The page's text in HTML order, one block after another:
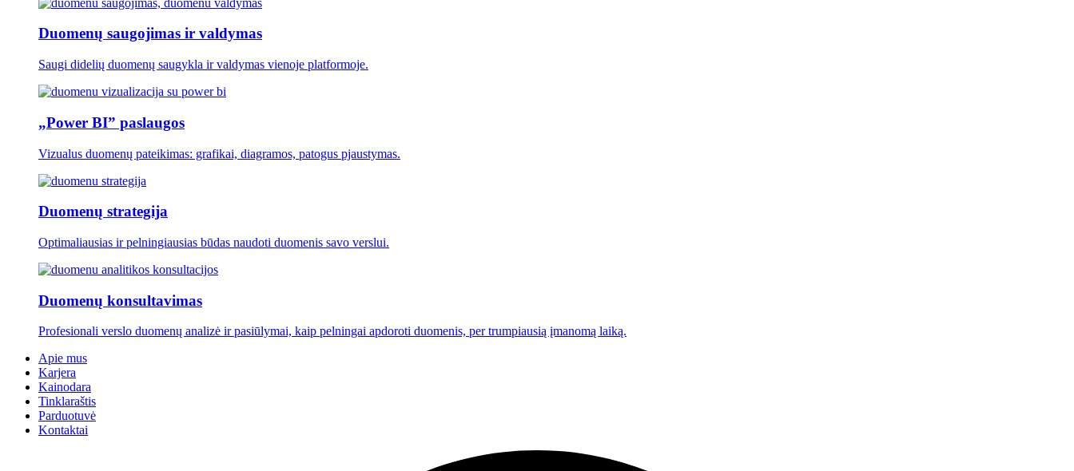
Duomenų saugojimas ir valdymas
Saugi didelių duomenų saugykla ir valdymas vienoje platformoje.
„Power BI” paslaugos
Vizualus duomenų pateikimas: grafikai, diagramos, patogus pjaustymas.
Duomenų strategija
Optimaliausias ir pelningiausias būdas naudoti duomenis savo verslui.
Duomenų konsultavimas
Profesionali verslo duomenų analizė ir pasiūlymai, kaip pelningai apdoroti duomenis, per trumpiausią įmanomą laiką.
Apie mus
Karjera
Kainodara
Tinklaraštis
Parduotuvė
Kontaktai